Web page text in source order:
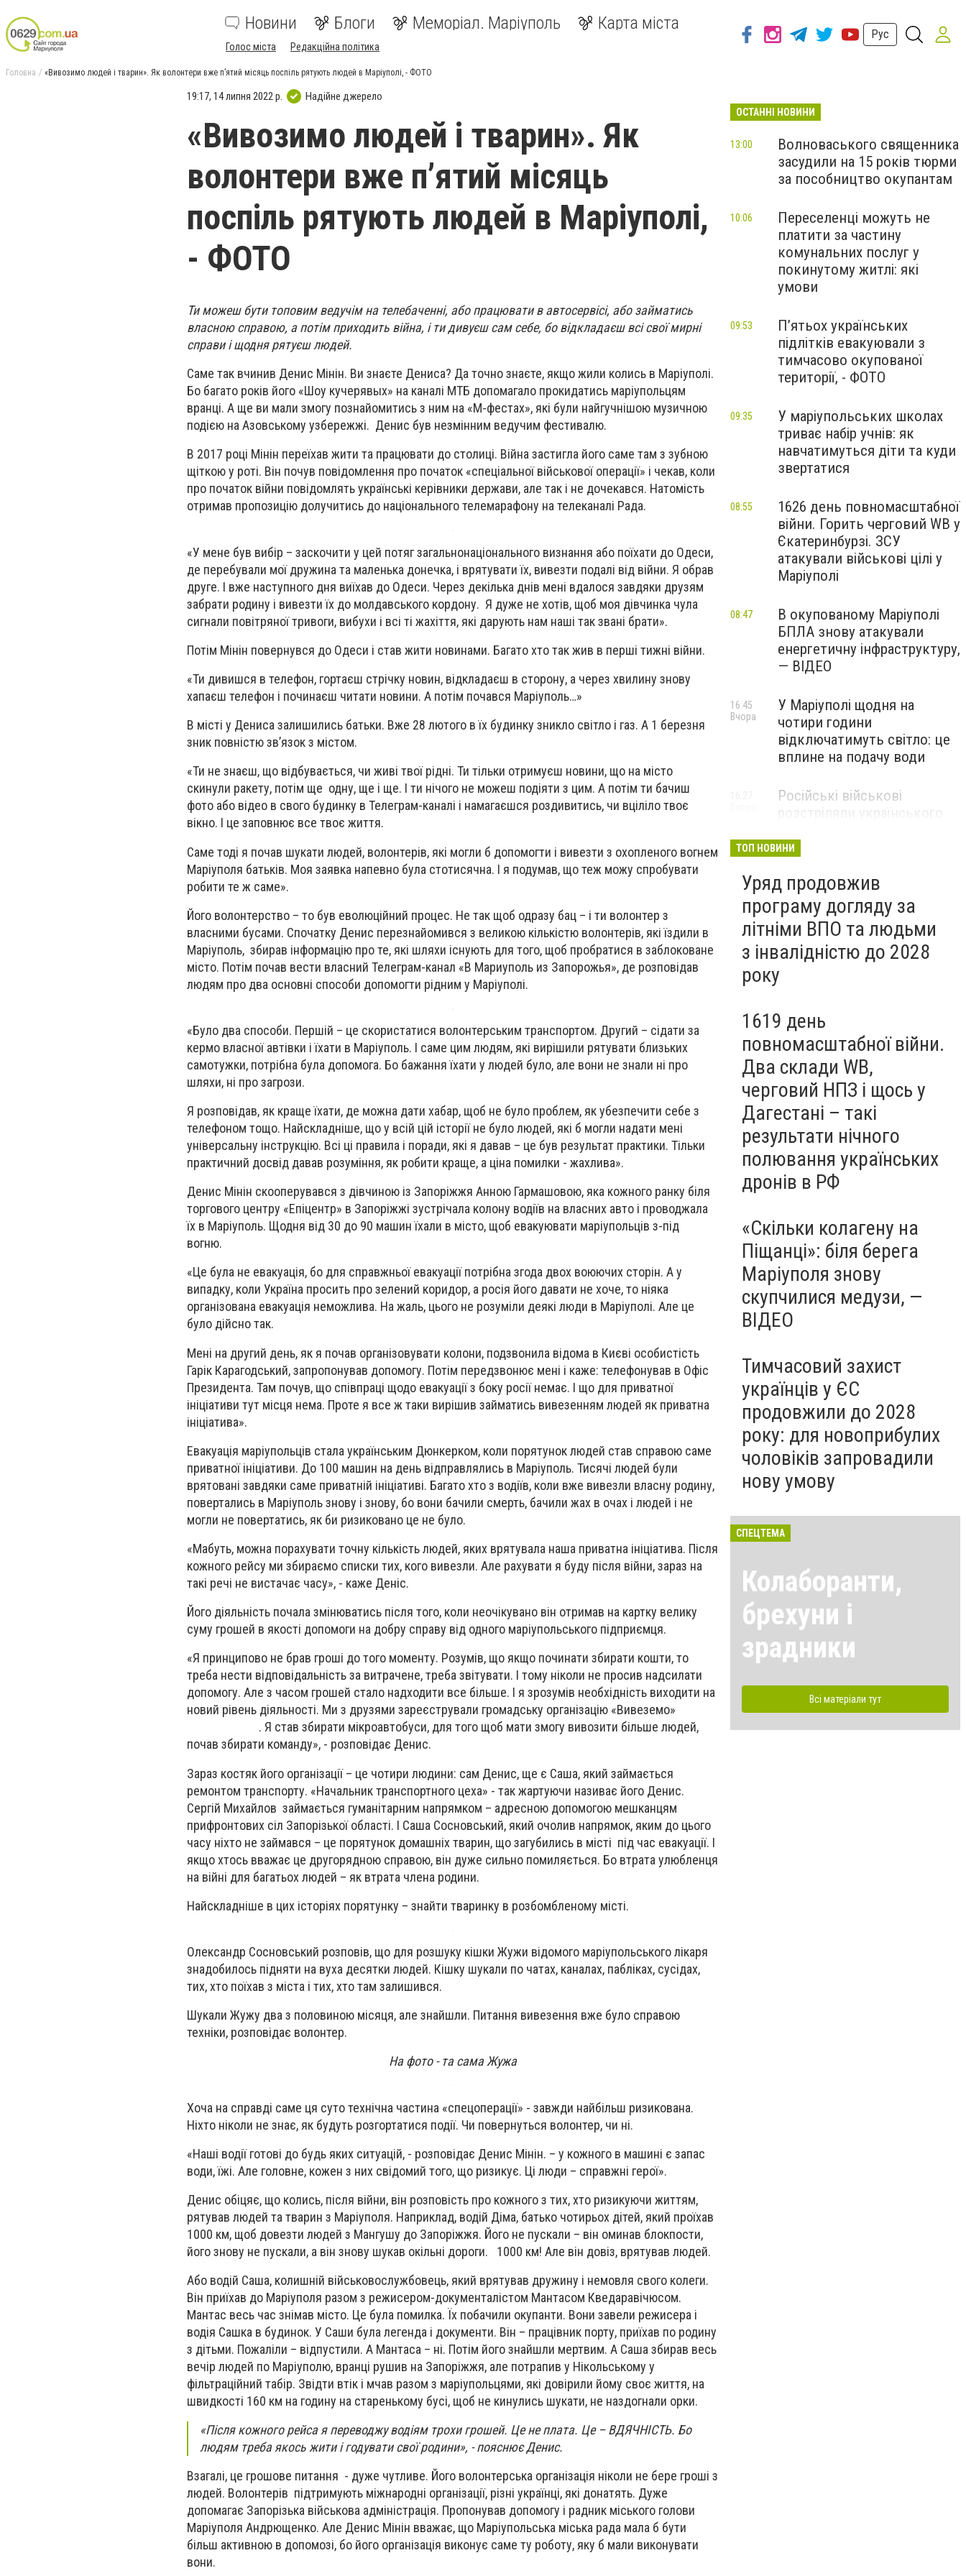
Новини Блоги Меморіал. Маріуполь Карта міста
Голос міста Редакційна політика
Рус
Головна «Вивозимо людей і тварин». Як волонтери вже п’ятий місяць поспіль рятують людей в Маріуполі, - ФОТО
19:17, 14 липня 2022 р. Надійне джерело
«Вивозимо людей і тварин». Як
волонтери вже п’ятий місяць
поспіль рятують людей в Маріуполі,
- ФОТО
Ти можеш бути топовим ведучім на телебаченні, або працювати в автосервісі, або займатись
власною справою, а потім приходить війна, і ти дивуєш сам себе, бо відкладаєш всі свої мирні
справи і щодня рятуєш людей.
Саме так вчинив Денис Мінін. Ви знаєте Дениса? Да точно знаєте, якщо жили колись в Маріуполі.
Бо багато років його «Шоу кучерявых» на каналі МТБ допомагало прокидатись маріупольцям
вранці. А ще ви мали змогу познайомитись з ним на «М-фестах», які були найгучнішою музичною
подією на Азовському узбережжі. Денис був незмінним ведучим фестивалю.
В 2017 році Мінін переїхав жити та працювати до столиці. Війна застигла його саме там з зубною
щіткою у роті. Він почув повідомлення про початок «спеціальної військової операції» і чекав, коли
про початок війни повідомлять українські керівники держави, але так і не дочекався. Натомість
отримав пропозицію долучитись до національного телемарафону на телеканалі Рада.
«У мене був вибір – заскочити у цей потяг загальнонаціонального визнання або поїхати до Одеси,
де перебували мої дружина та маленька донечка, і врятувати їх, вивезти подалі від війни. Я обрав
друге. І вже наступного дня виїхав до Одеси. Через декілька днів мені вдалося завдяки друзям
забрати родину і вивезти їх до молдавського кордону. Я дуже не хотів, щоб моя дівчинка чула
сигнали повітряної тривоги, вибухи і всі ті жахіття, які дарують нам наші так звані брати».
Потім Мінін повернувся до Одеси і став жити новинами. Багато хто так жив в перші тижні війни.
«Ти дивишся в телефон, гортаєш стрічку новин, відкладаєш в сторону, а через хвилину знову
хапаєш телефон і починаєш читати новини. А потім почався Маріуполь…»
В місті у Дениса залишились батьки. Вже 28 лютого в їх будинку зникло світло і газ. А 1 березня
зник повністю зв’язок з містом.
«Ти не знаєш, що відбувається, чи живі твої рідні. Ти тільки отримуєш новини, що на місто
скинули ракету, потім ще одну, ще і ще. І ти нічого не можеш подіяти з цим. А потім ти бачиш
фото або відео в свого будинку в Телеграм-каналі і намагаєшся роздивитись, чи вціліло твоє
вікно. І це заповнює все твоє життя.
Саме тоді я почав шукати людей, волонтерів, які могли б допомогти і вивезти з охопленого вогнем
Маріуполя батьків. Моя заявка напевно була стотисячна. І я подумав, що теж можу спробувати
робити те ж саме».
Його волонтерство – то був еволюційний процес. Не так щоб одразу бац – і ти волонтер з
власними бусами. Спочатку Денис перезнайомився з великою кількістю волонтерів, які їздили в
Маріуполь, збирав інформацію про те, які шляхи існують для того, щоб пробратися в заблоковане
місто. Потім почав вести власний Телеграм-канал «В Мариуполь из Запорожья», де розповідав
людям про два основні способи допомогти рідним у Маріуполі.
«Було два способи. Першій – це скористатися волонтерським транспортом. Другий – сідати за
кермо власної автівки і їхати в Маріуполь. І саме цим людям, які вирішили рятувати близьких
самотужки, потрібна була допомога. Бо бажання їхати у людей було, але вони не знали ні про
шляхи, ні про загрози.
Я розповідав, як краще їхати, де можна дати хабар, щоб не було проблем, як убезпечити себе з
телефоном тощо. Найскладніше, що у всій цій історії не було людей, які б могли надати мені
універсальну інструкцію. Всі ці правила і поради, які я давав – це був результат практики. Тільки
практичний досвід давав розуміння, як робити краще, а ціна помилки - жахлива».
Денис Мінін скооперувався з дівчиною із Запоріжжя Анною Гармашовою, яка кожного ранку біля
торгового центру «Епіцентр» в Запоріжжі зустрічала колону водіїв на власних авто і проводжала
їх в Маріуполь. Щодня від 30 до 90 машин їхали в місто, щоб евакуювати маріупольців з-під
вогню.
«Це була не евакуація, бо для справжньої евакуації потрібна згода двох воюючих сторін. А у
випадку, коли Україна просить про зелений коридор, а росія його давати не хоче, то ніяка
організована евакуація неможлива. На жаль, цього не розуміли деякі люди в Маріуполі. Але це
було дійсно так.
Мені на другий день, як я почав організовувати колони, подзвонила відома в Києві особистість
Гарік Карагодський, запропонував допомогу. Потім передзвонює мені і каже: телефонував в Офіс
Президента. Там почув, що співпраці щодо евакуації з боку росії немає. І що для приватної
ініціативи тут місця нема. Проте я все ж таки вирішив займатись вивезенням людей як приватна
ініціатива».
Евакуація маріупольців стала українським Дюнкерком, коли порятунок людей став справою саме
приватної ініціативи. До 100 машин на день відправлялись в Маріуполь. Тисячі людей були
врятовані завдяки саме приватній ініціативі. Багато хто з водіїв, коли вже вивезли власну родину,
повертались в Маріуполь знову і знову, бо вони бачили смерть, бачили жах в очах і людей і не
могли не повертатись, як би ризиковано це не було.
«Мабуть, можна порахувати точну кількість людей, яких врятувала наша приватна ініціатива. Після
кожного рейсу ми збираємо списки тих, кого вивезли. Але рахувати я буду після війни, зараз на
такі речі не вистачає часу», - каже Деніс.
Його діяльність почала змінюватись після того, коли неочікувано він отримав на картку велику
суму грошей в якості допомоги на добру справу від одного маріупольського підприємця.
«Я принципово не брав гроші до того моменту. Розумів, що якщо починати збирати кошти, то
треба нести відповідальність за витрачене, треба звітувати. І тому ніколи не просив надсилати
допомогу. Але з часом грошей стало надходити все більше. І я зрозумів необхідність виходити на
новий рівень діяльності. Ми з друзями зареєстрували громадську організацію «Вивеземо»
. Я став збирати мікроавтобуси, для того щоб мати змогу вивозити більше людей,
почав збирати команду», - розповідає Денис.
Зараз костяк його організації – це чотири людини: сам Денис, ще є Саша, який займається
ремонтом транспорту. «Начальник транспортного цеха» - так жартуючи називає його Денис.
Сергій Михайлов займається гуманітарним напрямком – адресною допомогою мешканцям
прифронтових сіл Запорізької області. І Саша Сосновський, який очолив напрямок, яким до цього
часу ніхто не займався – це порятунок домашніх тварин, що загубились в місті під час евакуації. І
якщо хтось вважає це другорядною справою, він дуже сильно помиляється. Бо втрата улюбленця
на війні для багатьох людей – як втрата члена родини.
Найскладніше в цих історіях порятунку – знайти тваринку в розбомбленому місті.
Олександр Сосновський розповів, що для розшуку кішки Жужи відомого маріупольського лікаря
знадобилось підняти на вуха десятки людей. Кішку шукали по чатах, каналах, пабліках, сусідах,
тих, хто поїхав з міста і тих, хто там залишився.
Шукали Жужу два з половиною місяця, але знайшли. Питання вивезення вже було справою
техніки, розповідає волонтер.
На фото - та сама Жужа
Хоча на справді саме ця суто технічна частина «спецоперації» - завжди найбільш ризикована.
Ніхто ніколи не знає, як будуть розгортатися події. Чи повернуться волонтер, чи ні.
«Наші водії готові до будь яких ситуацій, - розповідає Денис Мінін. – у кожного в машині є запас
води, їжі. Але головне, кожен з них свідомий того, що ризикує. Ці люди – справжні герої».
Денис обіцяє, що колись, після війни, він розповість про кожного з тих, хто ризикуючи життям,
рятував людей та тварин з Маріуполя. Наприклад, водій Діма, батько чотирьох дітей, який проїхав
1000 км, щоб довезти людей з Мангушу до Запоріжжя. Його не пускали – він оминав блокпости,
його знову не пускали, а він знову шукав окільні дороги. 1000 км! Але він довіз, врятував людей.
Або водій Саша, колишній військовослужбовець, який врятував дружину і немовля свого колеги.
Він приїхав до Маріуполя разом з режисером-документалістом Мантасом Кведаравічюсом.
Мантас весь час знімав місто. Це була помилка. Їх побачили окупанти. Вони завели режисера і
водія Сашка в будинок. У Саши була легенда і документи. Він – працівник порту, приїхав по родину
з дітьми. Пожаліли – відпустили. А Мантаса – ні. Потім його знайшли мертвим. А Саша збирав весь
вечір людей по Маріуполю, вранці рушив на Запоріжжя, але потрапив у Нікольському у
фільтраційний табір. Звідти втік і мчав разом з маріупольцями, які довірили йому своє життя, на
швидкості 160 км на годину на старенькому бусі, щоб не кинулись шукати, не наздогнали орки.
«Після кожного рейса я переводжу водіям трохи грошей. Це не плата. Це – ВДЯЧНІСТЬ. Бо
людям треба якось жити і годувати свої родини», - пояснює Денис.
Взагалі, це грошове питання - дуже чутливе. Його волонтерська організація ніколи не бере гроші з
людей. Волонтерів підтримують міжнародні організації, різні українці, які донатять. Дуже
допомагає Запорізька військова адміністрація. Пропонував допомогу і радник міського голови
Маріуполя Андрющенко. Але Денис Мінін вважає, що Маріупольська міська рада мала б бути
більш активною в допомозі, бо його організація виконує саме ту роботу, яку б мали виконувати
вони.
ОСТАННІ НОВИНИ
Волноваського священника
засудили на 15 років тюрми
за пособництво окупантам
13:00
Переселенці можуть не
платити за частину
комунальних послуг у
покинутому житлі: які
умови
10:06
П’ятьох українських
підлітків евакуювали з
тимчасово окупованої
території, - ФОТО
09:53
У маріупольських школах
триває набір учнів: як
навчатимуться діти та куди
звертатися
09:35
1626 день повномасштабної
війни. Горить черговий WB у
Єкатеринбурзі. ЗСУ
атакували військові цілі у
Маріуполі
08:55
В окупованому Маріуполі
БПЛА знову атакували
енергетичну інфраструктуру,
— ВІДЕО
08:47
У Маріуполі щодня на
чотири години
відключатимуть світло: це
вплине на подачу води
16:45
Вчора
Російські військові
Волноваському районі, —
ТОП НОВИНИ
Уряд продовжив
програму догляду за
літніми ВПО та людьми
з інвалідністю до 2028
року
1619 день
повномасштабної війни.
Два склади WB,
черговий НПЗ і щось у
Дагестані – такі
результати нічного
полювання українських
дронів в РФ
«Скільки колагену на
Піщанці»: біля берега
Маріуполя знову
скупчилися медузи, —
ВІДЕО
Тимчасовий захист
українців у ЄС
продовжили до 2028
року: для новоприбулих
чоловіків запровадили
нову умову
СПЕЦТЕМА
Колаборанти,
брехуни і
зрадники
Всі матеріали тут